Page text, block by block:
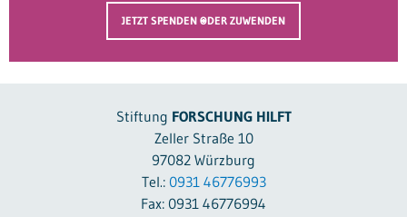
JETZT SPENDEN ODER ZUWENDEN
Stiftung FORSCHUNG HILFT
Zeller Straße 10
97082 Würzburg
Tel.: 0931 46776993
Fax: 0931 46776994